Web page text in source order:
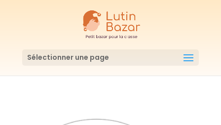
Sélectionner une page